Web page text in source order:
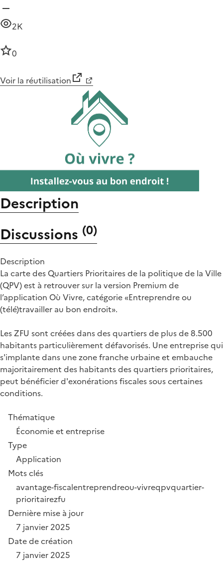
2K
0
Voir la réutilisation
Description
Discussions (0)
Description
La carte des Quartiers Prioritaires de la politique de la Ville
(QPV) est à retrouver sur la version Premium de
l’application Où Vivre, catégorie «Entreprendre ou
(télé)travailler au bon endroit».
Les ZFU sont créées dans des quartiers de plus de 8.500
habitants particulièrement défavorisés. Une entreprise qui
s'implante dans une zone franche urbaine et embauche
majoritairement des habitants des quartiers prioritaires,
peut bénéficier d'exonérations fiscales sous certaines
conditions.
Thématique
Économie et entreprise
Type
Application
Mots clés
avantage-fiscalentreprendreou-vivreqpvquartier-
prioritairezfu
Dernière mise à jour
7 janvier 2025
Date de création
7 janvier 2025